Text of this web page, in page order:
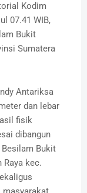
Kodim
07.41 WIB,
Bukit
Sumatera
Antariksa
dan lebar
fisik
dibangun
Besilam Bukit
Raya kec.